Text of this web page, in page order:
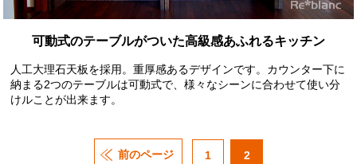
可動式のテーブルがついた高級感あふれるキッチン
人工大理石天板を採用。重厚感あるデザインです。カウンター下に
納まる2つのテーブルは可動式で、様々なシーンに合わせて使い分
けルことが出来ます。
前のページ 1 2